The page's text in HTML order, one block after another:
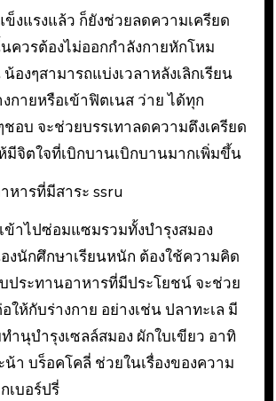
งแรงแล้ว ก็ยังช่วยลดความเครียด
ควรต้องไม่ออกกำลังกายหักโหม
องๆสามารถแบ่งเวลาหลังเลิกเรียน
กายหรือเข้าฟิตเนส ว่าย ได้ทุก
อบ จะช่วยบรรเทาลดความตึงเครียด
มีจิตใจที่เบิกบานเบิกบานมากเพิ่มขึ้น
หารที่มีสาระ ssru
ข้าไปซ่อมแซมรวมทั้งบำรุงสมอง
งนักศึกษาเรียนหนัก ต้องใช้ความคิด
บประทานอาหารที่มีประโยชน์ จะช่วย
ห้กับร่างกาย อย่างเช่น ปลาทะเล มี
ำนุบำรุงเซลล์สมอง ผักใบเขียว อาทิ
า บร็อคโคลี่ ช่วยในเรื่องของความ
เบอร์ปรี่